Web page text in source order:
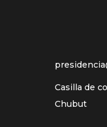
Casilla de
Chubut